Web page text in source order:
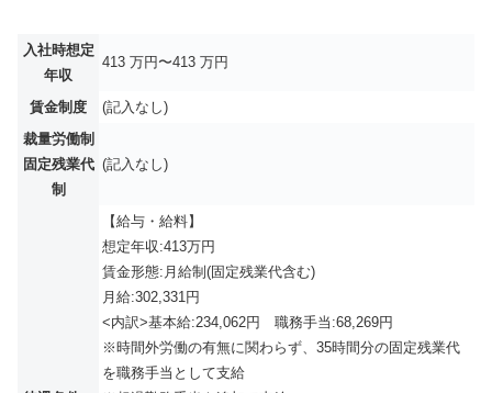
入社時想定
年収
413 万円〜413 万円
賃金制度
(記入なし)
裁量労働制
固定残業代
制
(記入なし)
【給与・給料】
想定年収:413万円
賃金形態:月給制(固定残業代含む)
月給:302,331円
<内訳>基本給:234,062円 職務手当:68,269円
※時間外労働の有無に関わらず、35時間分の固定残業代
を職務手当として支給